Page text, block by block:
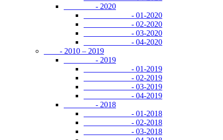
- 2020
- 01-2020
- 02-2020
- 03-2020
- 04-2020
- 2010 – 2019
- 2019
- 01-2019
- 02-2019
- 03-2019
- 04-2019
- 2018
- 01-2018
- 02-2018
- 03-2018